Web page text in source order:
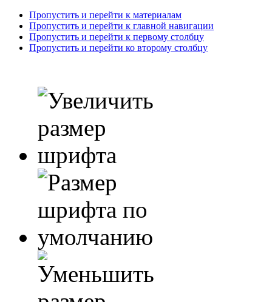
Пропустить и перейти к материалам
Пропустить и перейти к главной навигации
Пропустить и перейти к первому столбцу
Пропустить и перейти ко второму столбцу